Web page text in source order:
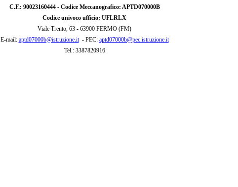
C.F.: 90023160444- Codice Meccanografico: APTD070000B
Codice univoco ufficio: UFLRLX
Viale Trento, 63 - 63900 FERMO (FM)
E-mail: aptd07000b@istruzione.it- PEC: aptd07000b@pec.istruzione.it
Tel.: 3387820916